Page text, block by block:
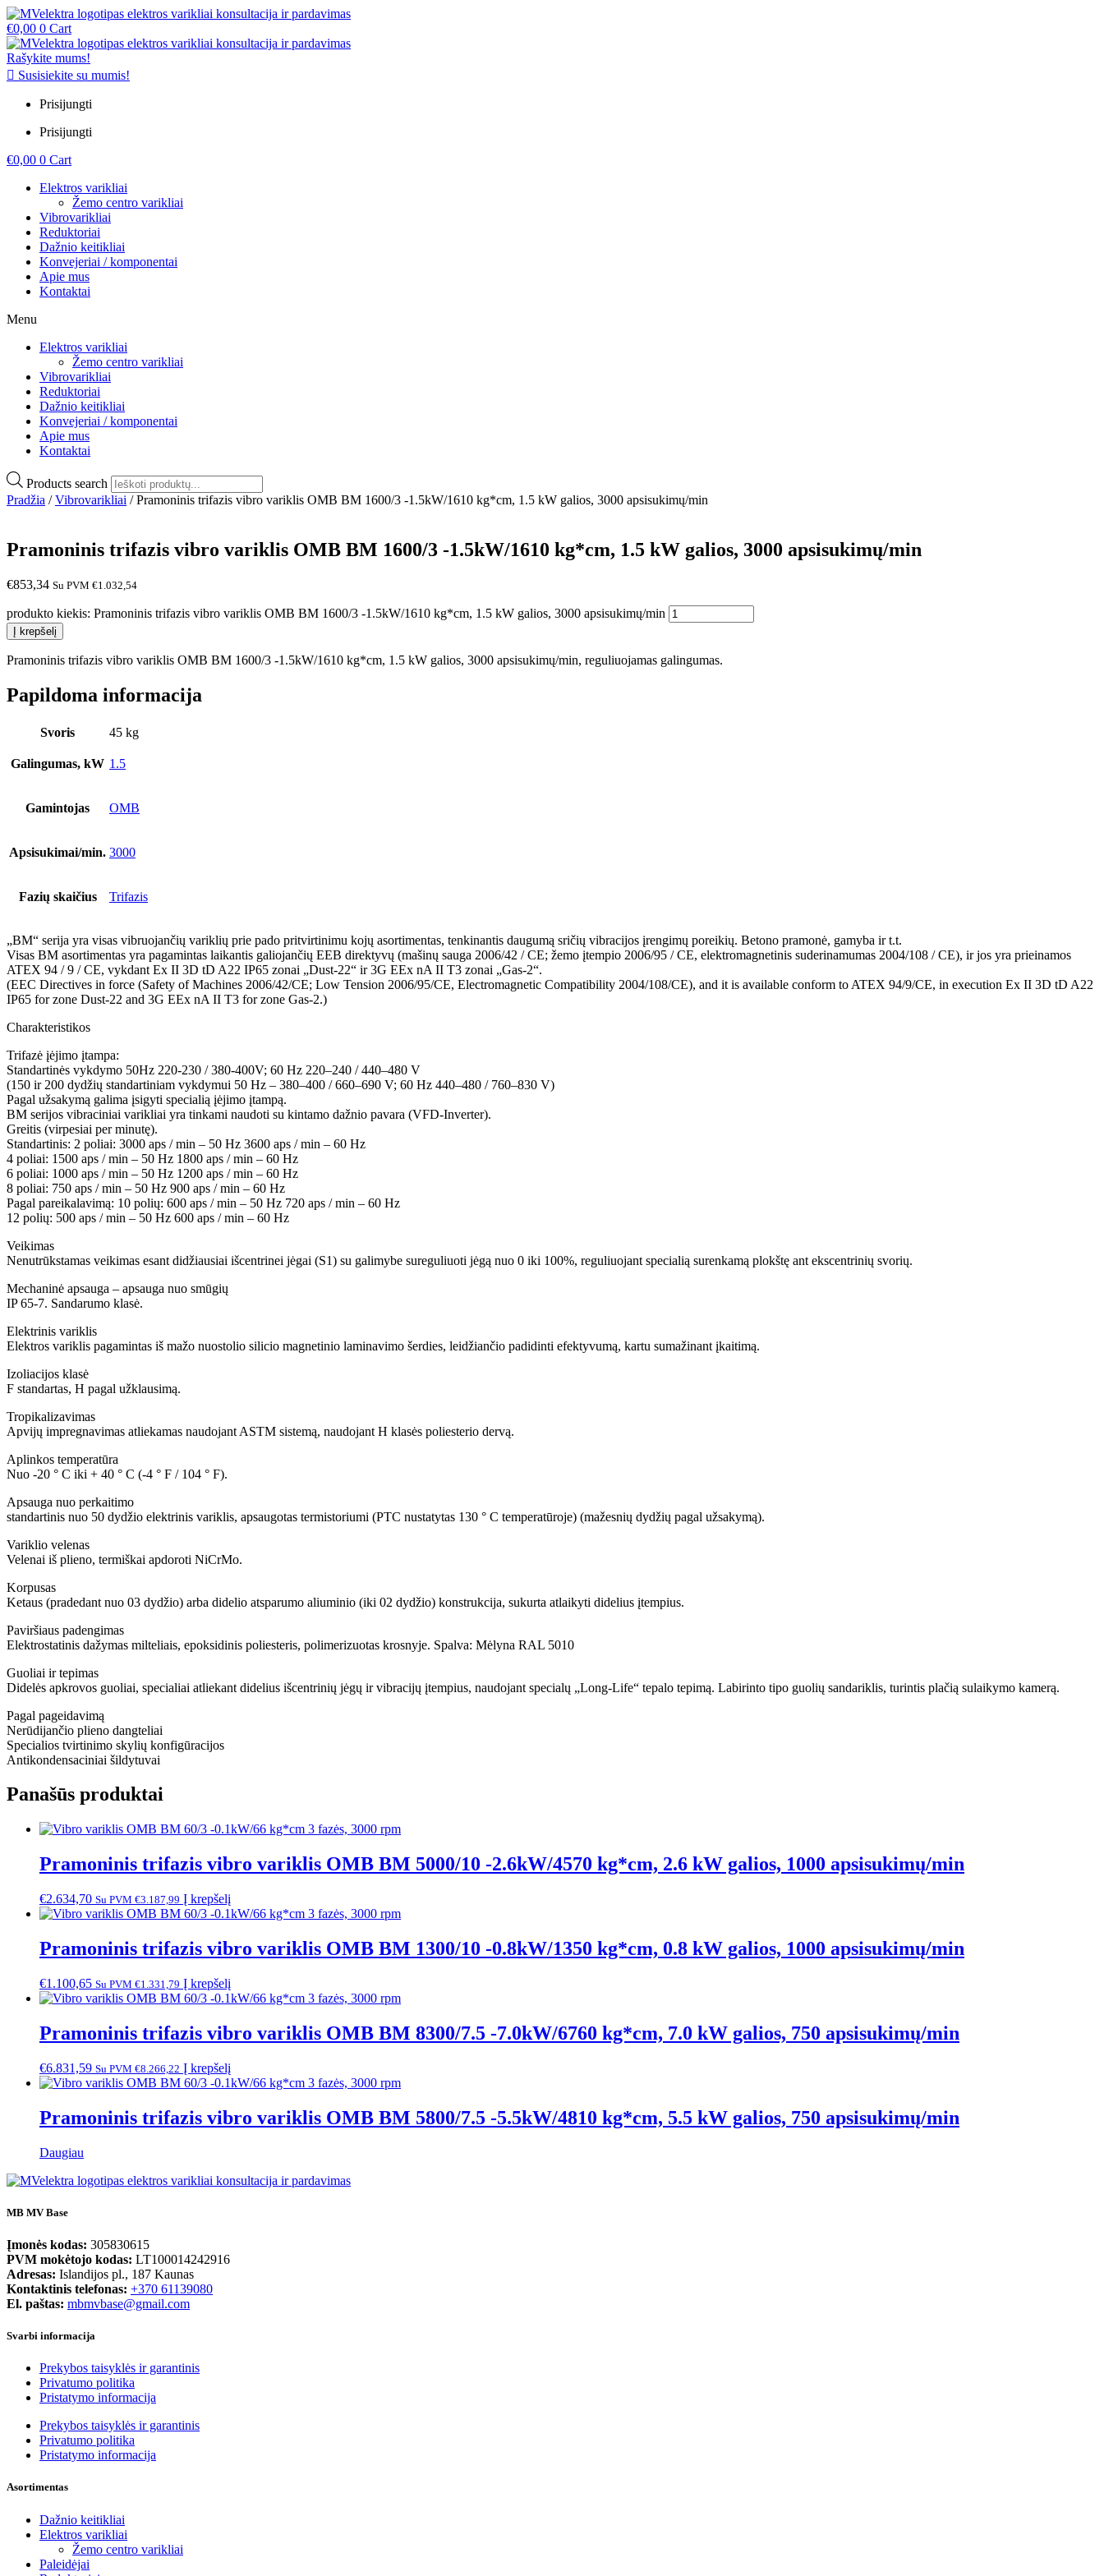
€0,00 0 Cart
Rašykite mums!
Susisiekite su mumis!
Prisijungti
Prisijungti
€0,00 0 Cart
Elektros varikliai
Žemo centro varikliai
Vibrovarikliai
Reduktoriai
Dažnio keitikliai
Konvejeriai / komponentai
Apie mus
Kontaktai
Menu
Elektros varikliai
Žemo centro varikliai
Vibrovarikliai
Reduktoriai
Dažnio keitikliai
Konvejeriai / komponentai
Apie mus
Kontaktai
Products search
Pradžia /Vibrovarikliai / Pramoninis trifazis vibro variklis OMB BM 1600/3 -1.5kW/1610 kg*cm, 1.5 kW galios, 3000 apsisukimų/min
Pramoninis trifazis vibro variklis OMB BM 1600/3 -1.5kW/1610 kg*cm, 1.5 kW galios, 3000 apsisukimų/min
€853,34 Su PVM €1.032,54
produkto kiekis: Pramoninis trifazis vibro variklis OMB BM 1600/3 -1.5kW/1610 kg*cm, 1.5 kW galios, 3000 apsisukimų/min
Į krepšelį
Pramoninis trifazis vibro variklis OMB BM 1600/3 -1.5kW/1610 kg*cm, 1.5 kW galios, 3000 apsisukimų/min, reguliuojamas galingumas.
Papildoma informacija
Svoris 45 kg
Galingumas, kW 1.5
Gamintojas OMB
Apsisukimai/min. 3000
Fazių skaičius Trifazis
„BM“ serija yra visas vibruojančių variklių prie pado pritvirtinimu kojų asortimentas, tenkinantis daugumą sričių vibracijos įrengimų poreikių. Betono pramonė, gamyba ir t.t.
Visas BM asortimentas yra pagamintas laikantis galiojančių EEB direktyvų (mašinų sauga 2006/42 / CE; žemo įtempio 2006/95 / CE, elektromagnetinis suderinamumas 2004/108 / CE), ir jos yra prieinamos
ATEX 94 / 9 / CE, vykdant Ex II 3D tD A22 IP65 zonai „Dust-22“ ir 3G EEx nA II T3 zonai „Gas-2“.
(EEC Directives in force (Safety of Machines 2006/42/CE; Low Tension 2006/95/CE, Electromagnetic Compatibility 2004/108/CE), and it is available conform to ATEX 94/9/CE, in execution Ex II 3D tD A22
IP65 for zone Dust-22 and 3G EEx nA II T3 for zone Gas-2.)
Charakteristikos
Trifazė įėjimo įtampa:
Standartinės vykdymo 50Hz 220-230 / 380-400V; 60 Hz 220–240 / 440–480 V
(150 ir 200 dydžių standartiniam vykdymui 50 Hz – 380–400 / 660–690 V; 60 Hz 440–480 / 760–830 V)
Pagal užsakymą galima įsigyti specialią įėjimo įtampą.
BM serijos vibraciniai varikliai yra tinkami naudoti su kintamo dažnio pavara (VFD-Inverter).
Greitis (virpesiai per minutę).
Standartinis: 2 poliai: 3000 aps / min – 50 Hz 3600 aps / min – 60 Hz
4 poliai: 1500 aps / min – 50 Hz 1800 aps / min – 60 Hz
6 poliai: 1000 aps / min – 50 Hz 1200 aps / min – 60 Hz
8 poliai: 750 aps / min – 50 Hz 900 aps / min – 60 Hz
Pagal pareikalavimą: 10 polių: 600 aps / min – 50 Hz 720 aps / min – 60 Hz
12 polių: 500 aps / min – 50 Hz 600 aps / min – 60 Hz
Veikimas
Nenutrūkstamas veikimas esant didžiausiai išcentrinei jėgai (S1) su galimybe sureguliuoti jėgą nuo 0 iki 100%, reguliuojant specialią surenkamą plokštę ant ekscentrinių svorių.
Mechaninė apsauga – apsauga nuo smūgių
IP 65-7. Sandarumo klasė.
Elektrinis variklis
Elektros variklis pagamintas iš mažo nuostolio silicio magnetinio laminavimo šerdies, leidžiančio padidinti efektyvumą, kartu sumažinant įkaitimą.
Izoliacijos klasė
F standartas, H pagal užklausimą.
Tropikalizavimas
Apvijų impregnavimas atliekamas naudojant ASTM sistemą, naudojant H klasės poliesterio dervą.
Aplinkos temperatūra
Nuo -20 ° C iki + 40 ° C (-4 ° F / 104 ° F).
Apsauga nuo perkaitimo
standartinis nuo 50 dydžio elektrinis variklis, apsaugotas termistoriumi (PTC nustatytas 130 ° C temperatūroje) (mažesnių dydžių pagal užsakymą).
Variklio velenas
Velenai iš plieno, termiškai apdoroti NiCrMo.
Korpusas
Ketaus (pradedant nuo 03 dydžio) arba didelio atsparumo aliuminio (iki 02 dydžio) konstrukcija, sukurta atlaikyti didelius įtempius.
Paviršiaus padengimas
Elektrostatinis dažymas milteliais, epoksidinis poliesteris, polimerizuotas krosnyje. Spalva: Mėlyna RAL 5010
Guoliai ir tepimas
Didelės apkrovos guoliai, specialiai atliekant didelius išcentrinių jėgų ir vibracijų įtempius, naudojant specialų „Long-Life“ tepalo tepimą. Labirinto tipo guolių sandariklis, turintis plačią sulaikymo kamerą.
Pagal pageidavimą
Nerūdijančio plieno dangteliai
Specialios tvirtinimo skylių konfigūracijos
Antikondensaciniai šildytuvai
Panašūs produktai
Pramoninis trifazis vibro variklis OMB BM 5000/10 -2.6kW/4570 kg*cm, 2.6 kW galios, 1000 apsisukimų/min
€2.634,70 Su PVM €3.187,99 Į krepšelį
Pramoninis trifazis vibro variklis OMB BM 1300/10 -0.8kW/1350 kg*cm, 0.8 kW galios, 1000 apsisukimų/min
€1.100,65 Su PVM €1.331,79 Į krepšelį
Pramoninis trifazis vibro variklis OMB BM 8300/7.5 -7.0kW/6760 kg*cm, 7.0 kW galios, 750 apsisukimų/min
€6.831,59 Su PVM €8.266,22 Į krepšelį
Pramoninis trifazis vibro variklis OMB BM 5800/7.5 -5.5kW/4810 kg*cm, 5.5 kW galios, 750 apsisukimų/min
Daugiau
MB MV Base
Įmonės kodas: 305830615
PVM mokėtojo kodas: LT100014242916
Adresas: Islandijos pl., 187 Kaunas
Kontaktinis telefonas: +370 61139080
El. paštas: mbmvbase@gmail.com
Svarbi informacija
Prekybos taisyklės ir garantinis
Privatumo politika
Pristatymo informacija
Prekybos taisyklės ir garantinis
Privatumo politika
Pristatymo informacija
Asortimentas
Dažnio keitikliai
Elektros varikliai
Žemo centro varikliai
Paleidėjai